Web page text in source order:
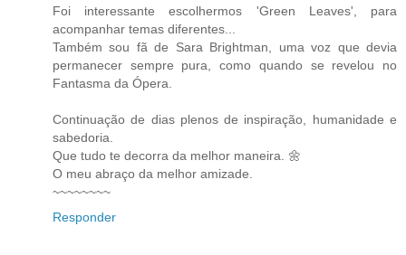
Foi interessante escolhermos 'Green Leaves', para
acompanhar temas diferentes...
Também sou fã de Sara Brightman, uma voz que devia
permanecer sempre pura, como quando se revelou no
Fantasma da Ópera.
Continuação de dias plenos de inspiração, humanidade e
sabedoria.
Que tudo te decorra da melhor maneira. 🌼
O meu abraço da melhor amizade.
~~~~~~~~
Responder